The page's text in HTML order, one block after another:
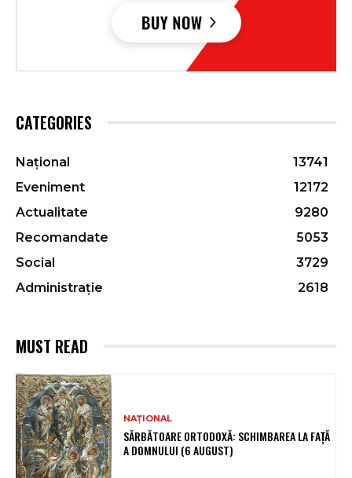
CATEGORIES
Național
13741
Eveniment
12172
Actualitate
9280
Recomandate
5053
Social
3729
Administrație
2618
MUST READ
NAȚIONAL
SĂRBĂTOARE ORTODOXĂ: SCHIMBAREA LA FAȚĂ
A DOMNULUI (6 AUGUST)